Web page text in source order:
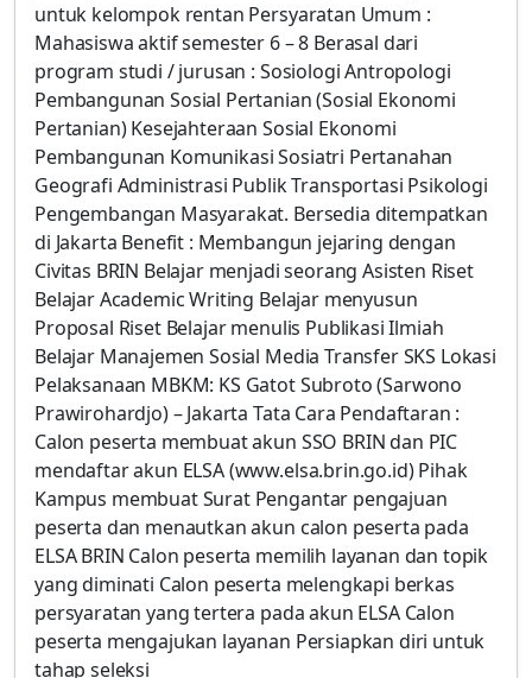
untuk kelompok rentan Persyaratan Umum :
Mahasiswa aktif semester 6 – 8 Berasal dari
program studi / jurusan : Sosiologi Antropologi
Pembangunan Sosial Pertanian (Sosial Ekonomi
Pertanian) Kesejahteraan Sosial Ekonomi
Pembangunan Komunikasi Sosiatri Pertanahan
Geografi Administrasi Publik Transportasi Psikologi
Pengembangan Masyarakat. Bersedia ditempatkan
di Jakarta Benefit : Membangun jejaring dengan
Civitas BRIN Belajar menjadi seorang Asisten Riset
Belajar Academic Writing Belajar menyusun
Proposal Riset Belajar menulis Publikasi Ilmiah
Belajar Manajemen Sosial Media Transfer SKS Lokasi
Pelaksanaan MBKM: KS Gatot Subroto (Sarwono
Prawirohardjo) – Jakarta Tata Cara Pendaftaran :
Calon peserta membuat akun SSO BRIN dan PIC
mendaftar akun ELSA (www.elsa.brin.go.id) Pihak
Kampus membuat Surat Pengantar pengajuan
peserta dan menautkan akun calon peserta pada
ELSA BRIN Calon peserta memilih layanan dan topik
yang diminati Calon peserta melengkapi berkas
persyaratan yang tertera pada akun ELSA Calon
peserta mengajukan layanan Persiapkan diri untuk
tahap seleksi